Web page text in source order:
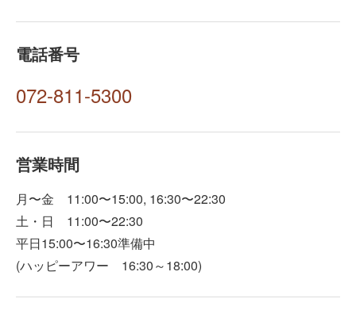
電話番号
072-811-5300
営業時間
月〜金 11:00〜15:00, 16:30〜22:30
土・日 11:00〜22:30
平日15:00〜16:30準備中
(ハッピーアワー 16:30～18:00)